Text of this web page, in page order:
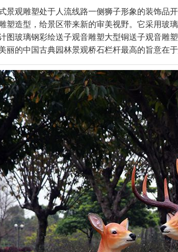
景观雕塑处于人流线路一侧狮子形象的装饰品
塑造型，给景区带来新的审美视野。它采用玻
图玻璃钢彩绘送子观音雕塑大型铜送子观音雕
丽的中国古典园林景观桥石栏杆最高的旨意在于